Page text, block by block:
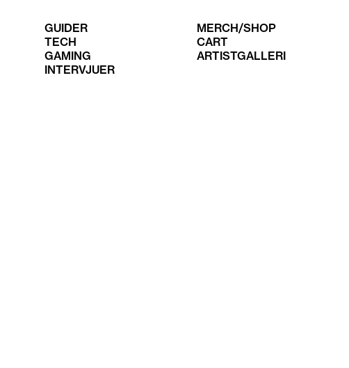
GUIDER
TECH
GAMING
INTERVJUER
MERCH/SHOP
CART
ARTISTGALLERI